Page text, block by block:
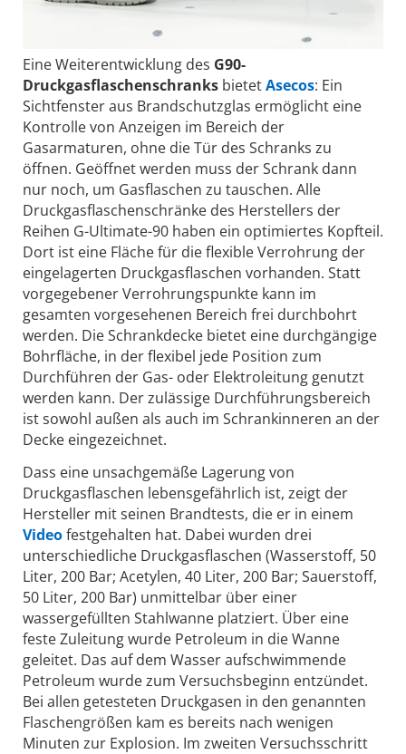
Eine Weiterentwicklung des G90-
Druckgasflaschenschranks bietetAsecos: Ein
Sichtfenster aus Brandschutzglas ermöglicht eine
Kontrolle von Anzeigen im Bereich der
Gasarmaturen, ohne die Tür des Schranks zu
öffnen. Geöffnet werden muss der Schrank dann
nur noch, um Gasflaschen zu tauschen. Alle
Druckgasflaschenschränke des Herstellers der
Reihen G-Ultimate-90 haben ein optimiertes Kopfteil.
Dort ist eine Fläche für die flexible Verrohrung der
eingelagerten Druckgasflaschen vorhanden. Statt
vorgegebener Verrohrungspunkte kann im
gesamten vorgesehenen Bereich frei durchbohrt
werden. Die Schrankdecke bietet eine durchgängige
Bohrfläche, in der flexibel jede Position zum
Durchführen der Gas- oder Elektroleitung genutzt
werden kann. Der zulässige Durchführungsbereich
ist sowohl außen als auch im Schrankinneren an der
Decke eingezeichnet.
Dass eine unsachgemäße Lagerung von
Druckgasflaschen lebensgefährlich ist, zeigt der
Hersteller mit seinen Brandtests, die er in einem
Videofestgehalten hat. Dabei wurden drei
unterschiedliche Druckgasflaschen (Wasserstoff, 50
Liter, 200 Bar; Acetylen, 40 Liter, 200 Bar; Sauerstoff,
50 Liter, 200 Bar) unmittelbar über einer
wassergefüllten Stahlwanne platziert. Über eine
feste Zuleitung wurde Petroleum in die Wanne
geleitet. Das auf dem Wasser aufschwimmende
Petroleum wurde zum Versuchsbeginn entzündet.
Bei allen getesteten Druckgasen in den genannten
Flaschengrößen kam es bereits nach wenigen
Minuten zur Explosion. Im zweiten Versuchsschritt